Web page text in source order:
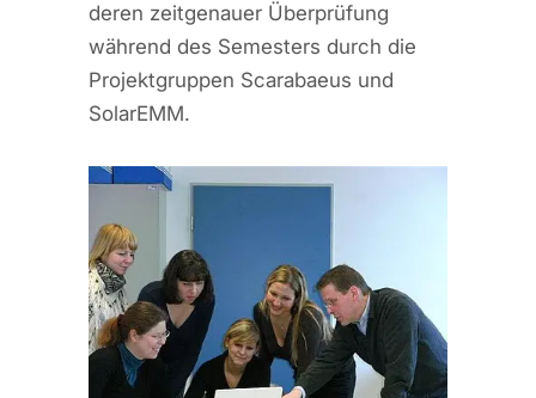
deren zeitgenauer Überprüfung
während des Semesters durch die
Projektgruppen Scarabaeus und
SolarEMM.